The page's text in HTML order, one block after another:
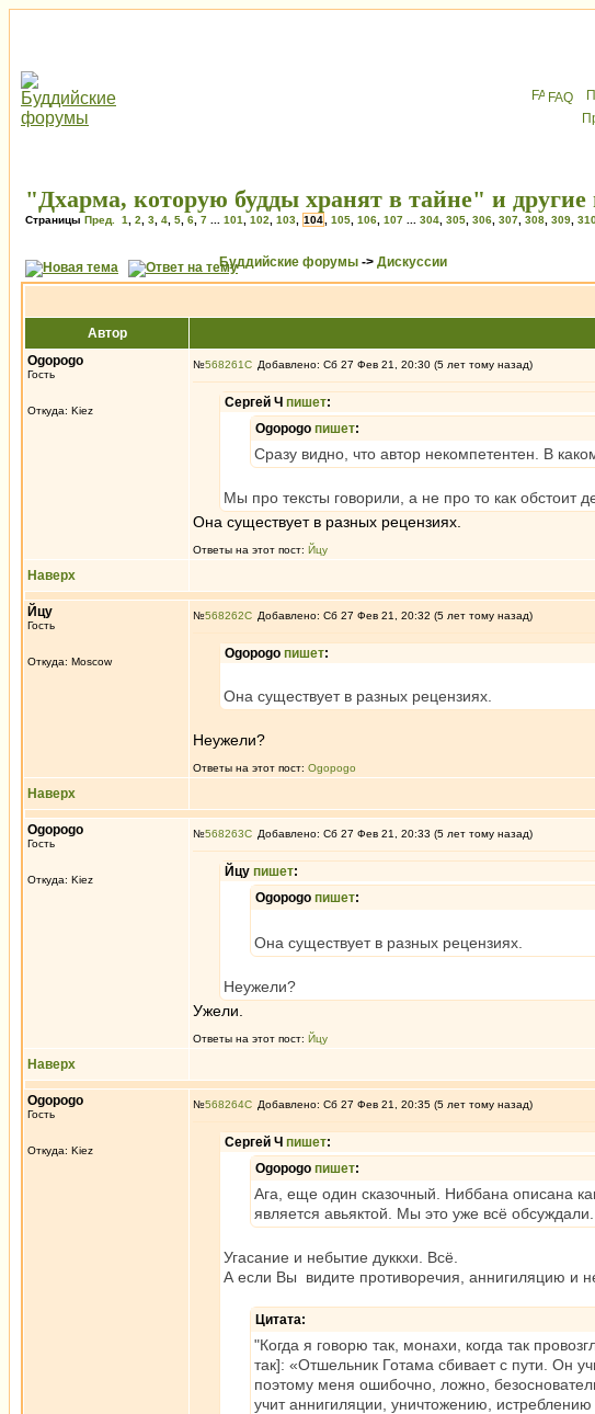
FAQ
"Дхарма, которую будды хранят в тайне" и
Страницы Пред. 1 2 3 4 5 6 7 101 102 103 104 105 106 107 304 305 306 307 308 309
Буддийские форумы -> Дискуссии
Автор
Ogopogo
Гость
Откуда: Kiez
№568261 Добавлено: Сб 27 Фев 21, 20:30 (5 лет тому назад)
Сергей Ч пишет:
Ogopogo пишет:
Сразу видно, что автор некомпетентен. В
Мы про тексты говорили, а не про то как обстоит
Она существует в разных рецензиях.
Ответы на этот пост: Йцу
Наверх
Йцу
Гость
Откуда: Moscow
№568262 Добавлено: Сб 27 Фев 21, 20:32 (5 лет тому назад)
Ogopogo пишет:
Она существует в разных рецензиях.
Неужели?
Ответы на этот пост: Ogopogo
Наверх
Ogopogo
Гость
Откуда: Kiez
№568263 Добавлено: Сб 27 Фев 21, 20:33 (5 лет тому назад)
Йцу пишет:
Ogopogo пишет:
Она существует в разных рецензиях.
Неужели?
Ужели.
Ответы на этот пост: Йцу
Наверх
Ogopogo
Гость
Откуда: Kiez
№568264 Добавлено: Сб 27 Фев 21, 20:35 (5 лет тому назад)
Сергей Ч пишет:
Ogopogo пишет:
Ага, еще один сказочный. Ниббана описана
является авьяктой. Мы это уже всё
Угасание и небытие дуккхи. Всё.
А если Вы видите противоречия, аннигиляцию и
Цитата:
"Когда я говорю так, монахи, когда так
так]: «Отшельник Готама сбивает с пути. Он
поэтому меня ошибочно, ложно,
учит аннигиляции, уничтожению,